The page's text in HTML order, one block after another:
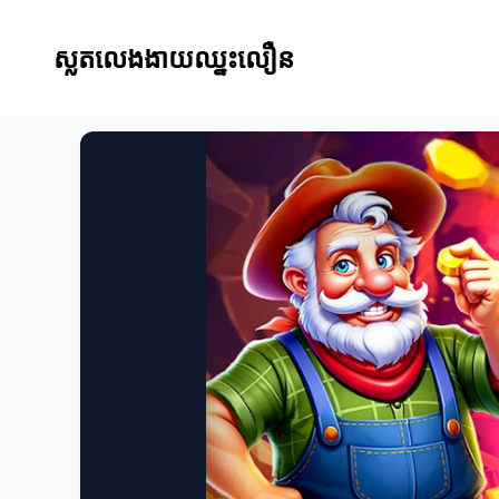
ស្លតលេងងាយឈ្នះលឿន